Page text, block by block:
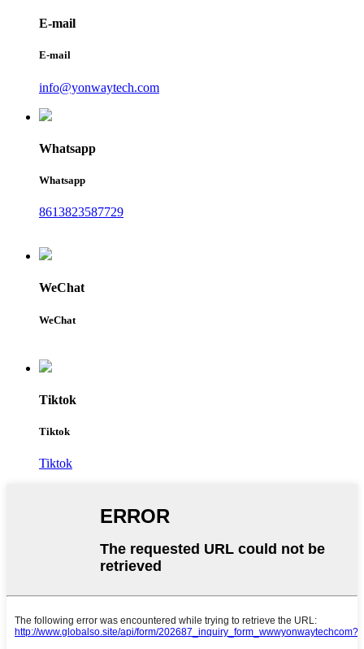
E-mail
E-mail
info@yonwaytech.com
Whatsapp
Whatsapp
8613823587729
WeChat
WeChat
Tiktok
Tiktok
Tiktok